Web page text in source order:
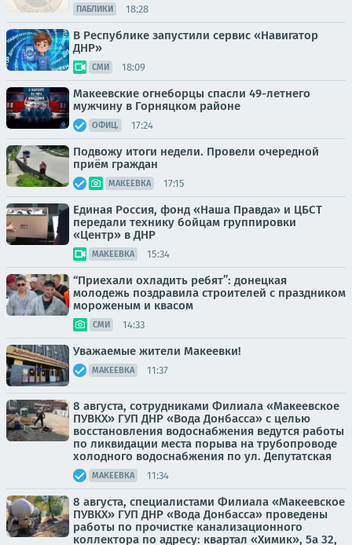
ПАБЛИКИ 18:28
В Республике запустили сервис «Навигатор
ДНР»
СМИ 18:09
Макеевские огнеборцы спасли 49-летнего
мужчину в Горняцком районе
ОФИЦ. 17:24
Подвожу итоги недели. Провели очередной
приём граждан
МАКЕЕВКА 17:15
Единая Россия, фонд «Наша Правда» и ЦБСТ
передали технику бойцам группировки
«Центр» в ДНР
МАКЕЕВКА 15:34
“Приехали охладить ребят”: донецкая
молодежь поздравила строителей с праздником
мороженым и квасом
СМИ 14:33
Уважаемые жители Макеевки!
МАКЕЕВКА 11:37
8 августа, сотрудниками Филиала «Макеевское
ПУВКХ» ГУП ДНР «Вода Донбасса» с целью
восстановления водоснабжения ведутся работы
по ликвидации места порыва на трубопроводе
холодного водоснабжения по ул. Депутатская
МАКЕЕВКА 11:34
8 августа, специалистами Филиала «Макеевское
ПУВКХ» ГУП ДНР «Вода Донбасса» проведены
работы по прочистке канализационного
коллектора по адресу: квартал «Химик», 5а 32,